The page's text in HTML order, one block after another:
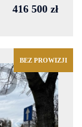
416 500 zł
BEZ PROWIZJI